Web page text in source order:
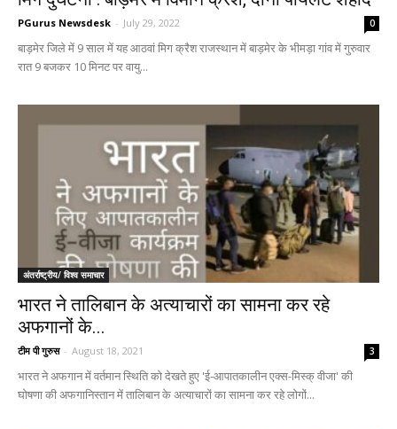
PGurus Newsdesk - July 29, 2022 0
बाड़मेर जिले में 9 साल में यह आठवां मिग क्रैश राजस्थान में बाड़मेर के भीमड़ा गांव में गुरुवार
रात 9 बजकर 10 मिनट पर वायु...
अंतर्राष्ट्रीय/ विश्व समाचार
भारत ने तालिबान के अत्याचारों का सामना कर रहे
अफगानों के...
टीम पी गुरुस - August 18, 2021 3
भारत ने अफगान में वर्तमान स्थिति को देखते हुए 'ई-आपातकालीन एक्स-मिस्क् वीजा' की
घोषणा की अफगानिस्तान में तालिबान के अत्याचारों का सामना कर रहे लोगों...